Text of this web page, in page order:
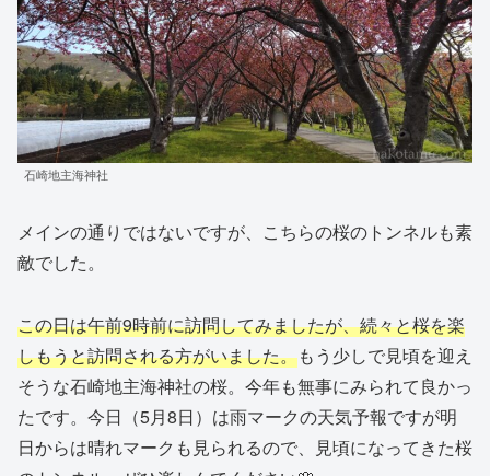
石崎地主海神社
メインの通りではないですが、こちらの桜のトンネルも素
敵でした。
この日は午前9時前に訪問してみましたが、続々と桜を楽
しもうと訪問される方がいました。もう少しで見頃を迎え
そうな石崎地主海神社の桜。今年も無事にみられて良かっ
たです。今日（5月8日）は雨マークの天気予報ですが明
日からは晴れマークも見られるので、見頃になってきた桜